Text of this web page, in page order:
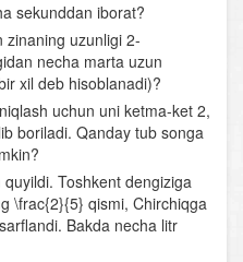
xossalari
sekunddan iborat?
zinaning uzunligi 2-
necha marta uzun
xil deb hisoblanadi)?
uchun uni ketma-ket 2,
boriladi. Qanday tub songa
Toshkent dengiziga
\frac{2}{5} qismi, Chirchiqga
Bakda necha litr